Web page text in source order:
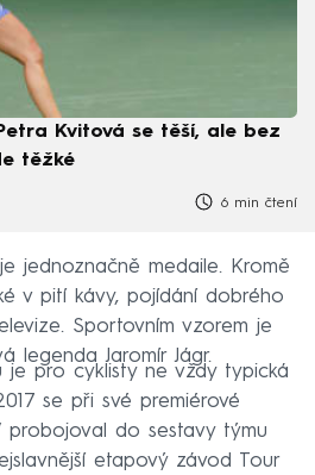
Kvitová se těší, ale bez
těžké
6 min čtení
jednoznačně medaile. Kromě
v pití kávy, pojídání dobrého
Sportovním vzorem je
legenda Jaromír Jágr.
je pro cyklisty ne vždy typická
se při své premiérové
probojoval do sestavy týmu
etapový závod Tour